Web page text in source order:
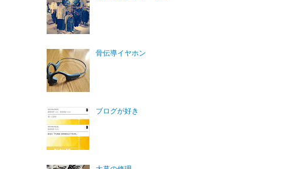
骨伝導イヤホン
ブログが好き